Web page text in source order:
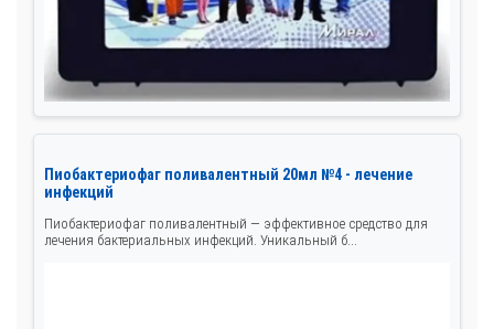
Пиобактериофаг поливалентный 20мл №4 - лечение
инфекций
Пиобактериофаг поливалентный — эффективное средство для
лечения бактериальных инфекций. Уникальный б...